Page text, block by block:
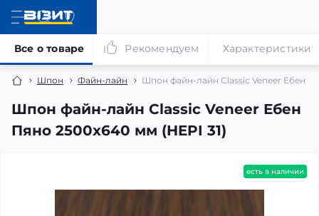
Шпон Файн-лайн Шпон файн-лайн Classic Veneer Ебен
Шпон файн-лайн Classic Veneer Ебен
Пяно 2500x640 мм (HEPI 31)
Все о товаре Рекомендуем Характеристики
есть в наличии